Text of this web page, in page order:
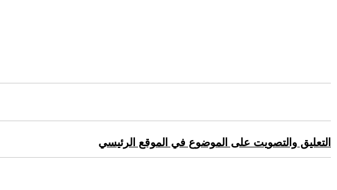
التعليق والتصويت على الموضوع في الموقع الرئيسي